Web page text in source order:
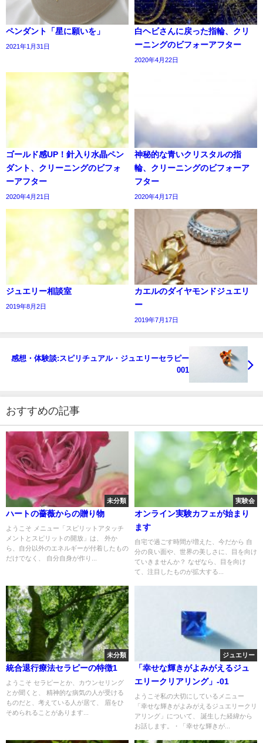
ペンダント「星に願いを」
2021年1月31日
白ヘビさんに戻った指輪、クリ
ーニングのビフォーアフター
2020年4月22日
ゴールド感UP！針入り水晶ペン
ダント、クリーニングのビフォ
ーアフター
2020年4月21日
神秘的な青いクリスタルの指
輪、クリーニングのビフォーア
フター
2020年4月17日
ジュエリー相談室
2019年8月2日
カエルのダイヤモンドジュエリ
ー
2019年7月17日
感想・体験談:スピリチュアル・ジュエリーセラピー
001
おすすめの記事
未分類
ハートの薔薇からの贈り物
ようこそ メニュー「スピリットアタッチ
メントとスピリットの開放」は、 外か
ら、自分以外のエネルギーが付着したもの
だけでなく、 自分自身が作り...
実験会
オンライン実験カフェが始まり
ます
自宅で過ごす時間が増えた、今だから 自
分の良い面や、世界の美しさに、目を向け
ていきませんか？ なぜなら、目を向け
て、注目したものが拡大する...
未分類
統合退行療法セラピーの特徴1
ようこそ セラピーとか、カウンセリング
とか聞くと、 精神的な病気の人が受ける
ものだと、考えている人が居て、 眉をひ
そめられることがあります...
ジュエリー
「幸せな輝きがよみがえるジュ
エリークリアリング」-01
ようこそ私の大切にしているメニュー
「幸せな輝きがよみがえるジュエリークリ
アリング」について、 誕生した経緯から
お話します。・「幸せな輝きが...